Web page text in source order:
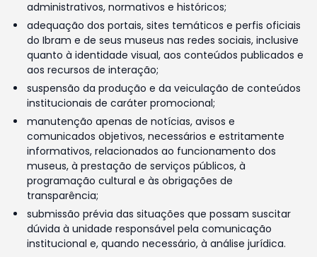
administrativos, normativos e históricos;
adequação dos portais, sites temáticos e perfis oficiais
do Ibram e de seus museus nas redes sociais, inclusive
quanto à identidade visual, aos conteúdos publicados e
aos recursos de interação;
suspensão da produção e da veiculação de conteúdos
institucionais de caráter promocional;
manutenção apenas de notícias, avisos e
comunicados objetivos, necessários e estritamente
informativos, relacionados ao funcionamento dos
museus, à prestação de serviços públicos, à
programação cultural e às obrigações de
transparência;
submissão prévia das situações que possam suscitar
dúvida à unidade responsável pela comunicação
institucional e, quando necessário, à análise jurídica.